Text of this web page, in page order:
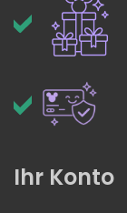
Ihr Konto